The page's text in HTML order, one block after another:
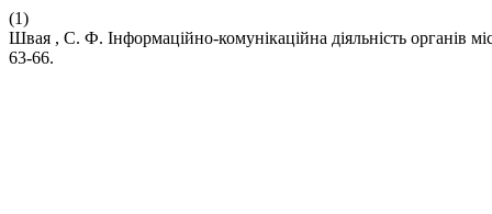
(1)
Швая , С. Ф. Інформаційно-комунікаційна діяльність органів
63-66.